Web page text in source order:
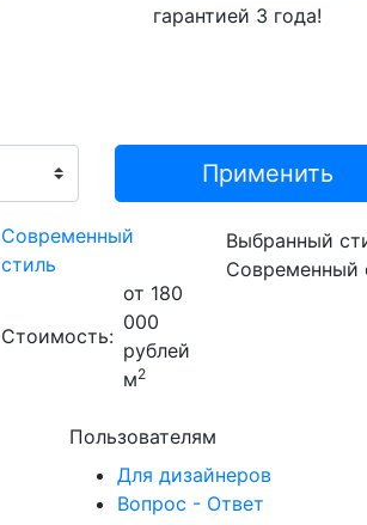
гарантией 3 года!
Современный
стиль
Стоимость:
от 180
000
рублей
м2
Выбранный
Современный
Пользователям
Для дизайнеров
Вопрос - Ответ